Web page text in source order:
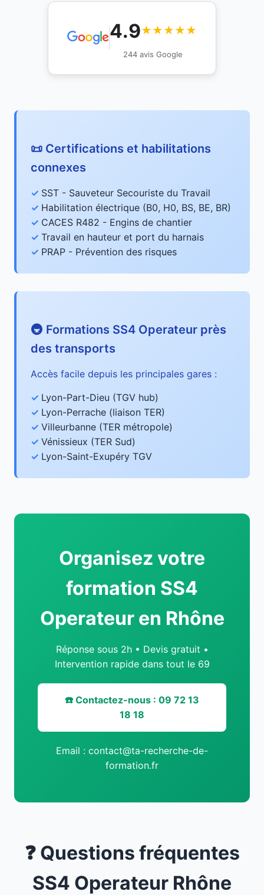
4.9★★★★★
244 avis Google
📜 Certifications et habilitations
connexes
SST - Sauveteur Secouriste du Travail
Habilitation électrique (B0, H0, BS, BE, BR)
CACES R482 - Engins de chantier
Travail en hauteur et port du harnais
PRAP - Prévention des risques
🚇 Formations SS4 Operateur près
des transports
Accès facile depuis les principales gares :
Lyon-Part-Dieu (TGV hub)
Lyon-Perrache (liaison TER)
Villeurbanne (TER métropole)
Vénissieux (TER Sud)
Lyon-Saint-Exupéry TGV
Organisez votre
formation SS4
Operateur en Rhône
Réponse sous 2h • Devis gratuit •
Intervention rapide dans tout le 69
☎️ Contactez-nous : 09 72 13
18 18
Email : contact@ta-recherche-de-
formation.fr
❓ Questions fréquentes
SS4 Operateur Rhône